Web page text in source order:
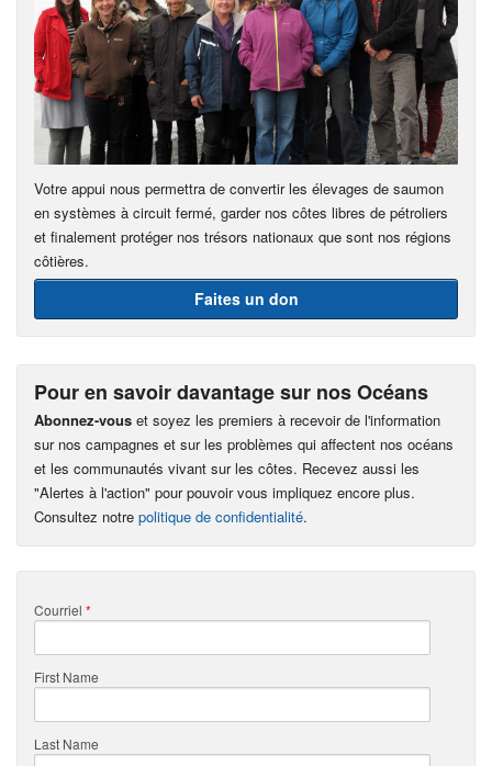
Votre appui nous permettra de convertir les élevages de saumon
en systèmes à circuit fermé, garder nos côtes libres de pétroliers
et finalement protéger nos trésors nationaux que sont nos régions
côtières.
Faites un don
Pour en savoir davantage sur nos Océans
Abonnez-vous et soyez les premiers à recevoir de l'information
sur nos campagnes et sur les problèmes qui affectent nos océans
et les communautés vivant sur les côtes. Recevez aussi les
"Alertes à l'action" pour pouvoir vous impliquez encore plus.
Consultez notre politique de confidentialité.
Courriel *
First Name
Last Name